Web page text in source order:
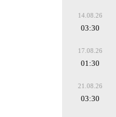
14.08.26
03:30
17.08.26
01:30
21.08.26
03:30